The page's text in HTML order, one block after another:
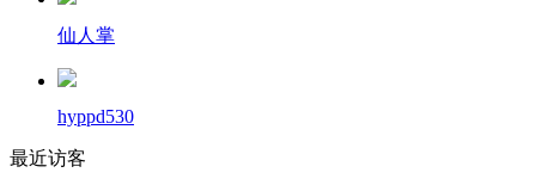
仙人掌
hyppd530
最近访客